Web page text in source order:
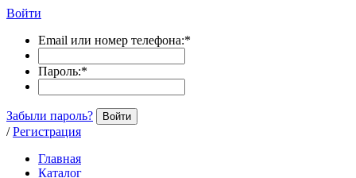
Войти
Email или номер телефона:*
Пароль:*
Забыли пароль? Войти
/ Регистрация
Главная
Каталог